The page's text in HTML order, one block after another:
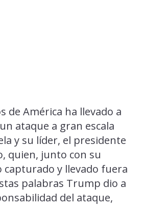
de América ha llevado a
ataque a gran escala
y su líder, el presidente
quien, junto con su
capturado y llevado fuera
palabras Trump dio a
del ataque,